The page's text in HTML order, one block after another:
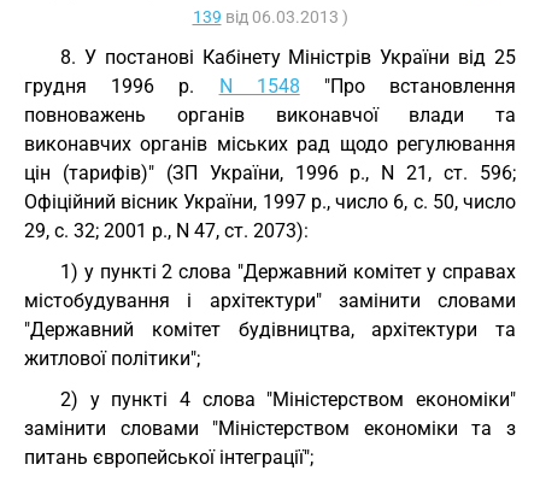
139 від 06.03.2013 )
8. У постанові Кабінету Міністрів України від 25
грудня 1996 р. N 1548 "Про встановлення
повноважень органів виконавчої влади та
виконавчих органів міських рад щодо регулювання
цін (тарифів)" (ЗП України, 1996 р., N 21, ст. 596;
Офіційний вісник України, 1997 р., число 6, с. 50, число
29, с. 32; 2001 р., N 47, ст. 2073):
1) у пункті 2 слова "Державний комітет у справах
містобудування і архітектури" замінити словами
"Державний комітет будівництва, архітектури та
житлової політики";
2) у пункті 4 слова "Міністерством економіки"
замінити словами "Міністерством економіки та з
питань європейської інтеграції";